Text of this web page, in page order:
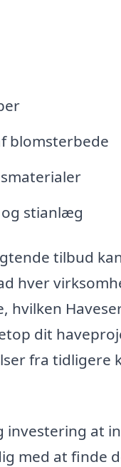
blomsterbede
stianlæg
tilbud
hver
dit
fra tidligere
investering at
med at finde